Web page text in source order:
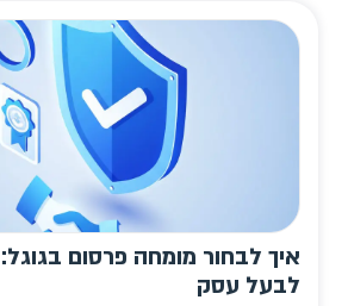
איך לבחור מומחה פרסום
לבעל עסק